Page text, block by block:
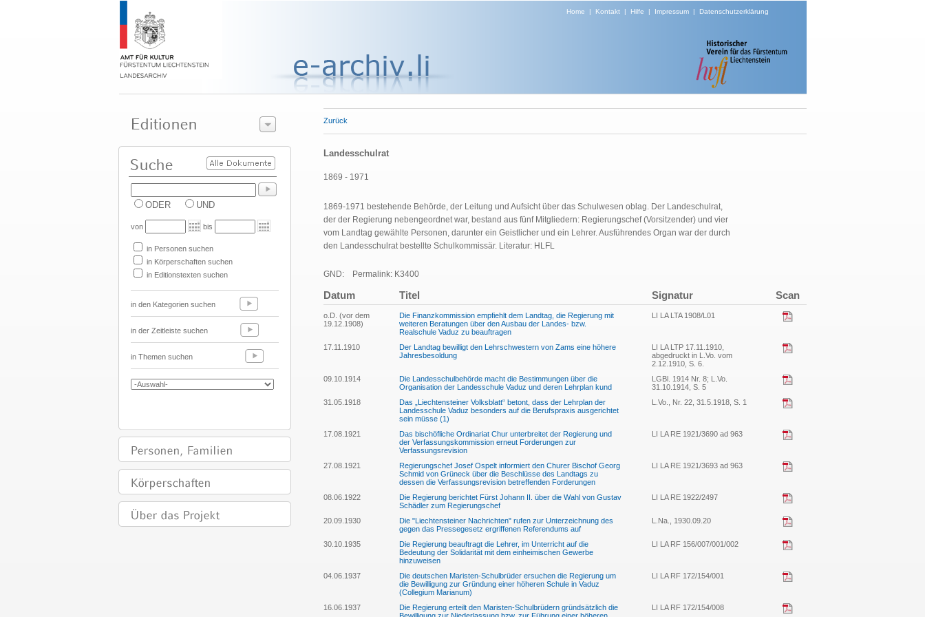
Home | Kontakt| Hilfe | Impressum| Datenschutzerklärung
ODER UND
von bis
in Personen suchen
in Körperschaften suchen
in Editionstexten suchen
in den Kategorien suchen
in der Zeitleiste suchen
in Themen suchen
Zurück
Landesschulrat
1869 - 1971
1869-1971 bestehende Behörde, der Leitung und Aufsicht über das Schulwesen oblag. Der Landeschulrat,
der der Regierung nebengeordnet war, bestand aus fünf Mitgliedern: Regierungschef (Vorsitzender) und vier
vom Landtag gewählte Personen, darunter ein Geistlicher und ein Lehrer. Ausführendes Organ war der durch
den Landesschulrat bestellte Schulkommissär. Literatur: HLFL
GND: Permalink: K3400
Datum Titel Signatur Scan
o.D. (vor dem
19.12.1908)
Die Finanzkommission empfiehlt dem Landtag, die Regierung mit
weiteren Beratungen über den Ausbau der Landes- bzw.
Realschule Vaduz zu beauftragen
LI LA LTA 1908/L01
17.11.1910
Der Landtag bewilligt den Lehrschwestern von Zams eine höhere
Jahresbesoldung
LI LA LTP 17.11.1910,
abgedruckt in L.Vo. vom
2.12.1910, S. 6.
09.10.1914
Die Landesschulbehörde macht die Bestimmungen über die
Organisation der Landesschule Vaduz und deren Lehrplan kund
LGBl. 1914 Nr. 8; L.Vo.
31.10.1914, S. 5
31.05.1918
Das „Liechtensteiner Volksblatt“ betont, dass der Lehrplan der
Landesschule Vaduz besonders auf die Berufspraxis ausgerichtet
sein müsse (1)
L.Vo., Nr. 22, 31.5.1918, S. 1
17.08.1921
Das bischöfliche Ordinariat Chur unterbreitet der Regierung und
der Verfassungskommission erneut Forderungen zur
Verfassungsrevision
LI LA RE 1921/3690 ad 963
27.08.1921
Regierungschef Josef Ospelt informiert den Churer Bischof Georg
Schmid von Grüneck über die Beschlüsse des Landtags zu
dessen die Verfassungsrevision betreffenden Forderungen
LI LA RE 1921/3693 ad 963
08.06.1922
Die Regierung berichtet Fürst Johann II. über die Wahl von Gustav
Schädler zum Regierungschef
LI LA RE 1922/2497
20.09.1930
Die "Liechtensteiner Nachrichten" rufen zur Unterzeichnung des
gegen das Pressegesetz ergriffenen Referendums auf
L.Na., 1930.09.20
30.10.1935
Die Regierung beauftragt die Lehrer, im Unterricht auf die
Bedeutung der Solidarität mit dem einheimischen Gewerbe
hinzuweisen
LI LA RF 156/007/001/002
04.06.1937
Die deutschen Maristen-Schulbrüder ersuchen die Regierung um
die Bewilligung zur Gründung einer höheren Schule in Vaduz
(Collegium Marianum)
LI LA RF 172/154/001
16.06.1937
Die Regierung erteilt den Maristen-Schulbrüdern gründsätzlich die
LI LA RF 172/154/008